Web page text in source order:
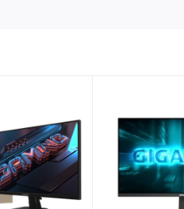
họa để có trải nghiệm
và lối chơi mượt mà, mang
nói lắp,
FreeSync™ Premium trang